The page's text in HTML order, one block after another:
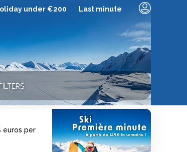
under €200 Last minute
euros per